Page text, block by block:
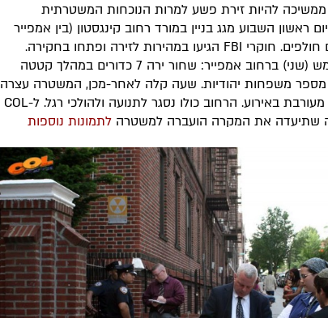
ממשיכה להיות זירת פשע למרות הנוכחות המשטרתית
ראשון השבוע מגג בניין במורד רחוב קינגסטון (בין אמפייר
ללפערטס) לעבר רכבים חולפים. חוקרי FBI הגיעו במהירות לזירה ופתחו בחקירה.
מקרה נוסף התרחש אמש (שני) ברחוב אמפייר: שחור ירה 7 כדורים במהלך קטטה
מספר משפחות יהודיות. שעה קלה לאחר-מכן, המשטרה עצרה
צעירה שחורה שהייתה מעורבת באירוע. הרחוב כולו נסגר לתנועה ולהולכי רגל. ל-COL
שתיעדה את המקרה הועברה למשטרהלתמונות נוספות